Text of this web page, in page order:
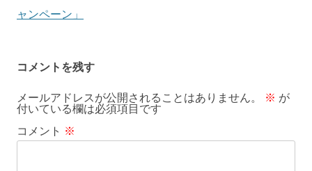
ー
ャンペーン」
コメントを残す
メールアドレスが公開されることはありません。
※ が
付いている欄は必須項目です
コメント ※